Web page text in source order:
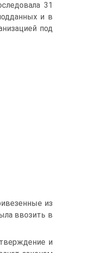
31
и в
под
из
ввозить в
и